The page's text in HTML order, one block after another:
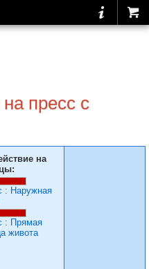
пресс с
на
: Наружная
: Прямая
живота